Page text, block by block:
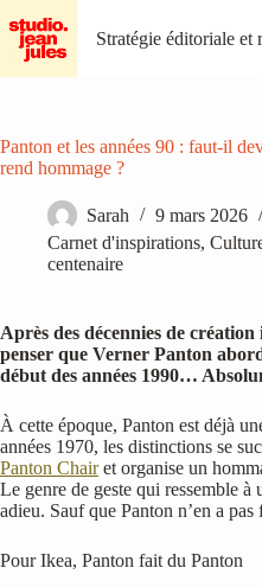
au
contenu
Stratégie éditoriale et
Panton et les années 90 : faut-il
rend hommage ?
Sarah
9 mars 2026
Carnet d'inspirations,
centenaire
Après des décennies de
penser que Verner Panton
début des années 1990…
À cette époque, Panton est déjà
années 1970, les distinctions se
Panton Chairet organise un
Le genre de geste qui ressemble à
adieu. Sauf que Panton n’en a
Pour Ikea, Panton fait du Panton